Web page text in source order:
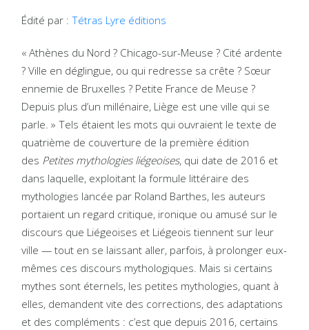
Édité par :Tétras Lyre éditions
« Athènes du Nord ? Chicago-sur-Meuse ? Cité ardente
? Ville en déglingue, ou qui redresse sa crête ? Sœur
ennemie de Bruxelles ? Petite France de Meuse ?
Depuis plus d’un millénaire, Liège est une ville qui se
parle. » Tels étaient les mots qui ouvraient le texte de
quatrième de couverture de la première édition
des Petites mythologies liégeoises, qui date de 2016 et
dans laquelle, exploitant la formule littéraire des
mythologies lancée par Roland Barthes, les auteurs
portaient un regard critique, ironique ou amusé sur le
discours que Liégeoises et Liégeois tiennent sur leur
ville — tout en se laissant aller, parfois, à prolonger eux-
mêmes ces discours mythologiques. Mais si certains
mythes sont éternels, les petites mythologies, quant à
elles, demandent vite des corrections, des adaptations
et des compléments : c’est que depuis 2016, certains